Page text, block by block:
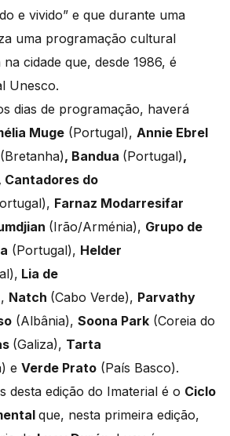
e vivido” e que durante uma
uma programação cultural
cidade que, desde 1986, é
Unesco.
dias de programação, haverá
Muge (Portugal), Annie Ebrel
(Bretanha), Bandua (Portugal),
Cantadores do
Farnaz Modarresifar
(Irão/Arménia), Grupo de
(Portugal), Helder
Lia de
Natch (Cabo Verde), Parvathy
(Albânia), Soona Park (Coreia do
(Galiza), Tarta
e Verde Prato (País Basco).
desta edição do Imaterial é o Ciclo
que, nesta primeira edição,